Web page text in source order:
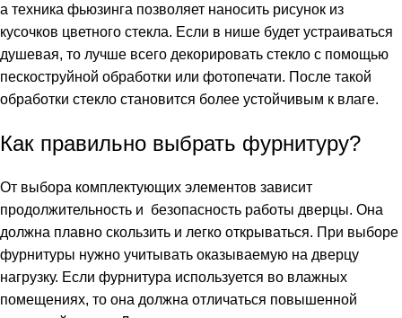
а техника фьюзинга позволяет наносить рисунок из
кусочков цветного стекла. Если в нише будет устраиваться
душевая, то лучше всего декорировать стекло с помощью
пескоструйной обработки или фотопечати. После такой
обработки стекло становится более устойчивым к влаге.
Как правильно выбрать фурнитуру?
От выбора комплектующих элементов зависит
продолжительность и безопасность работы дверцы. Она
должна плавно скользить и легко открываться. При выборе
фурнитуры нужно учитывать оказываемую на дверцу
нагрузку. Если фурнитура используется во влажных
помещениях, то она должна отличаться повышенной